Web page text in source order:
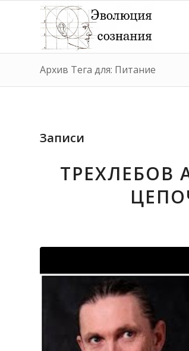
Архив Тега для: Питание
Записи